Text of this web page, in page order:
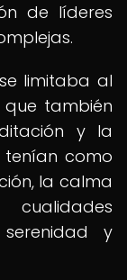
de líderes
limitaba al
también
y la
tenían como
la calma
y